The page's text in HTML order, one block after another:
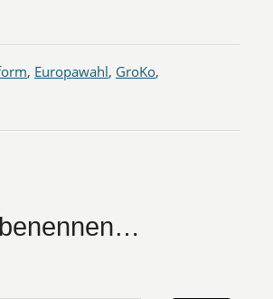
, Europawahl, GroKo,